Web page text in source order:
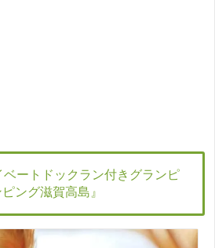
ートドックラン付きグランピ
ング滋賀高島』